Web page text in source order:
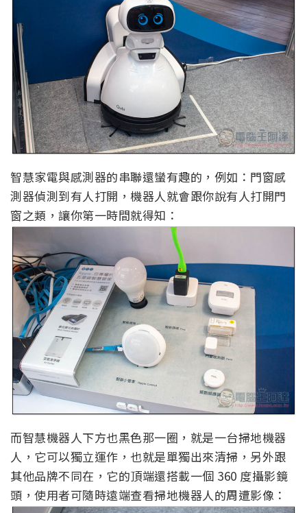
智慧家電與感測器的串聯還蠻有趣的，例如：門窗感
測器偵測到有人打開，機器人就會跟你說有人打開門
窗之類，讓你第一時間就得知：
而智慧機器人下方也黑色那一圈，就是一台掃地機器
人，它可以獨立運作，也就是單獨出來清掃，另外跟
其他品牌不同在，它的頂端還搭載一個 360 度攝影鏡
頭，使用者可隨時遠端查看掃地機器人的周遭影像：